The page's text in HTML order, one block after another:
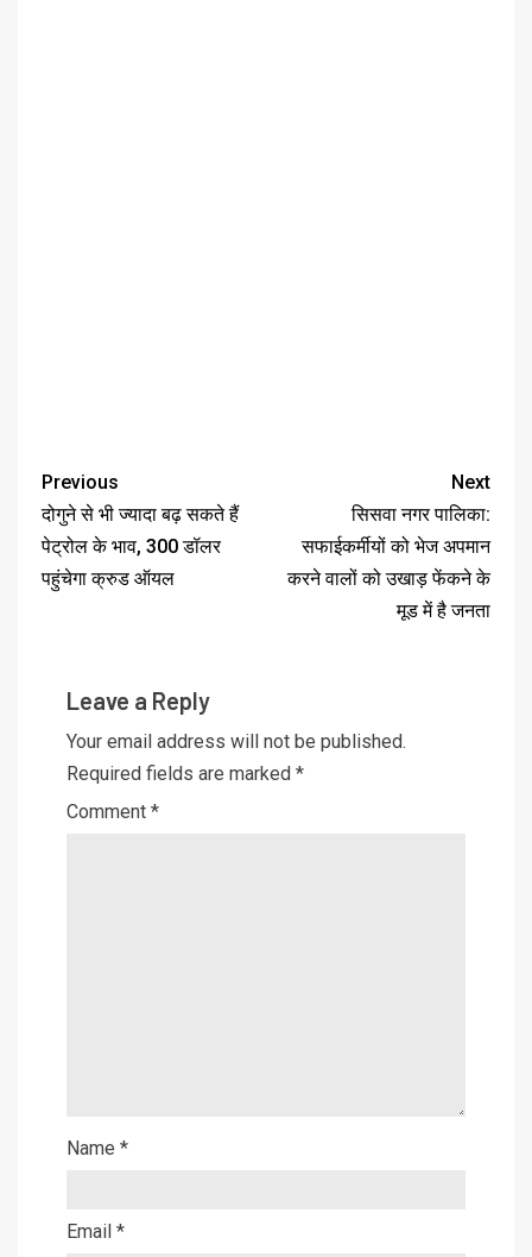
Previous
दोगुने से भी ज्यादा बढ़ सकते हैं
पेट्रोल के भाव, 300 डॉलर
पहुंचेगा क्रुड ऑयल
Next
सिसवा नगर पालिका:
सफाईकर्मीयों को भेज अपमान
करने वालों को उखाड़ फेंकने के
मूड में है जनता
Leave a Reply
Your email address will not be published.
Required fields are marked *
Comment *
Name *
Email *